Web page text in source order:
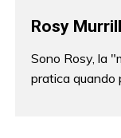
Rosy
Sono Rosy, la
pratica quando